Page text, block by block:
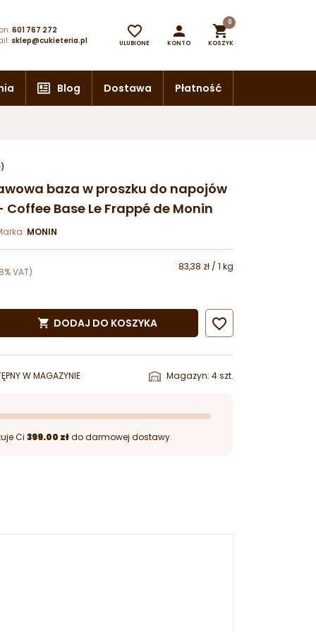
601 767 272
sklep@cukieteria.pl

ULUBIONE

KONTO

0
KOSZYK
Blog Dostawa Płatność
baza w proszku do napojów
Base Le Frappé de Monin
MONIN
VAT)
83,38 zł / 1 kg
 DODAJ DO KOSZYKA 
W MAGAZYNIE Magazyn: 4 szt.
Ci 399.00 złdo darmowej dostawy.